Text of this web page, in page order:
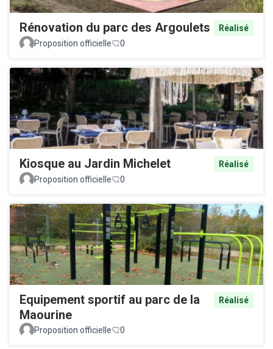
Rénovation du parc des Argoulets
Réalisé
Proposition officielle
0
Kiosque au Jardin Michelet
Réalisé
Proposition officielle
0
Equipement sportif au parc de la
Maourine
Réalisé
Proposition officielle 0